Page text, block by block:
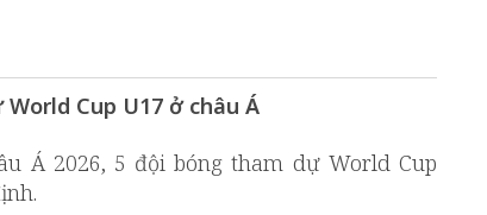
Cup U17 ở châu Á
Á 2026, 5 đội bóng tham dự World Cup